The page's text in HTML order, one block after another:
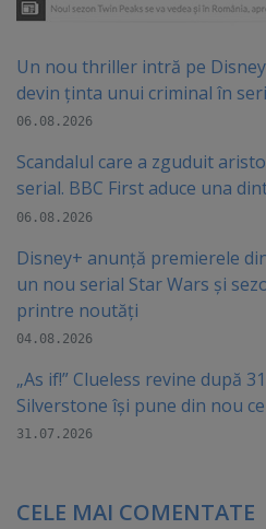
Un nou thriller intră pe
devin ținta unui criminal în
06.08.2026
Scandalul care a zguduit
serial. BBC First aduce una
06.08.2026
Disney+ anunță premierele
un nou serial Star Wars și
printre noutăți
04.08.2026
„As if!” Clueless revine după
Silverstone își pune din nou
31.07.2026
CELE MAI COMENTATE